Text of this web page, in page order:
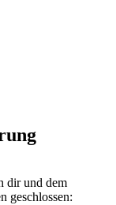
dir und dem
geschlossen: